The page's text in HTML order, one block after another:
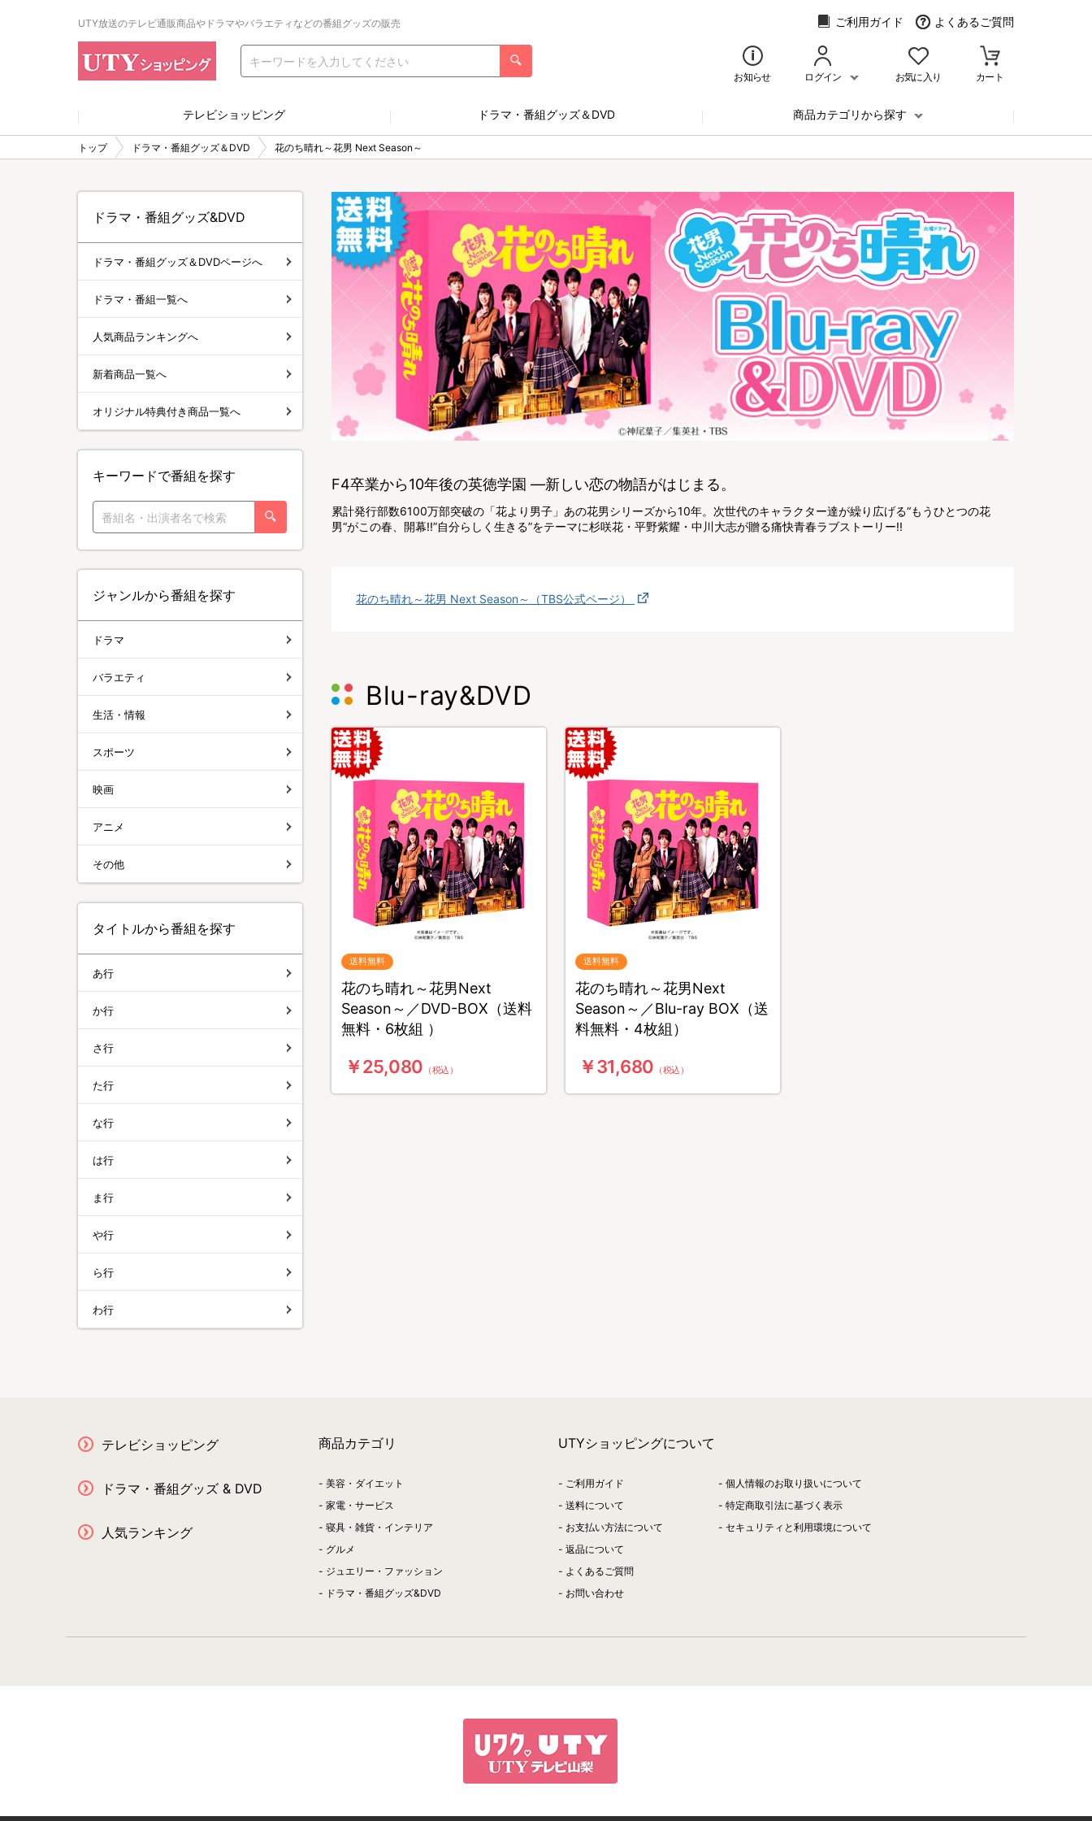
UTY放送のテレビ通販商品やドラマやバラエティなどの番組グッズの販売 ご利用ガイド よくあるご質問
お知らせ ログイン お気に入り カート
テレビショッピング ドラマ・番組グッズ＆DVD 商品カテゴリから探す
トップ ドラマ・番組グッズ＆DVD 花のち晴れ～花男 Next Season～
F4卒業から10年後の英徳学園 ―新しい恋の物語がはじまる。
累計発行部数6100万部突破の「花より男子」あの花男シリーズから10年。次世代のキャラクター達が繰り広げる“もうひとつの花
男“がこの春、開幕!!”自分らしく生きる”をテーマに杉咲花・平野紫耀・中川大志が贈る痛快青春ラブストーリー!!
花のち晴れ～花男 Next Season～（TBS公式ページ）
Blu-ray&DVD
送料無料
花のち晴れ～花男Next
Season～／DVD-BOX（送料
無料・6枚組 ）
￥25,080 （税込）
送料無料
花のち晴れ～花男Next
Season～／Blu-ray BOX（送
料無料・4枚組）
￥31,680 （税込）
ドラマ・番組グッズ&DVD
ドラマ・番組グッズ＆DVDページへ
ドラマ・番組一覧へ
人気商品ランキングへ
新着商品一覧へ
オリジナル特典付き商品一覧へ
キーワードで番組を探す
ジャンルから番組を探す
ドラマ
バラエティ
生活・情報
スポーツ
映画
アニメ
その他
タイトルから番組を探す
あ行
か行
さ行
た行
な行
は行
ま行
や行
ら行
わ行
テレビショッピング
ドラマ・番組グッズ & DVD
人気ランキング
商品カテゴリ
美容・ダイエット
家電・サービス
寝具・雑貨・インテリア
グルメ
ジュエリー・ファッション
ドラマ・番組グッズ&DVD
UTYショッピングについて
ご利用ガイド
送料について
お支払い方法について
返品について
よくあるご質問
お問い合わせ
個人情報のお取り扱いについて
特定商取引法に基づく表示
セキュリティと利用環境について